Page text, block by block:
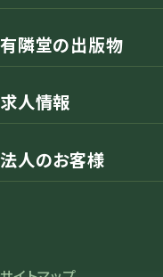
有隣堂の出版物
求人情報
法人のお客様